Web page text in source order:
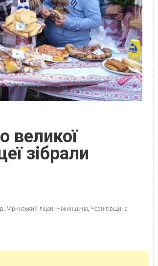
великої
зібрали
Мринський ліцей Ніжинщина Чернігівщина